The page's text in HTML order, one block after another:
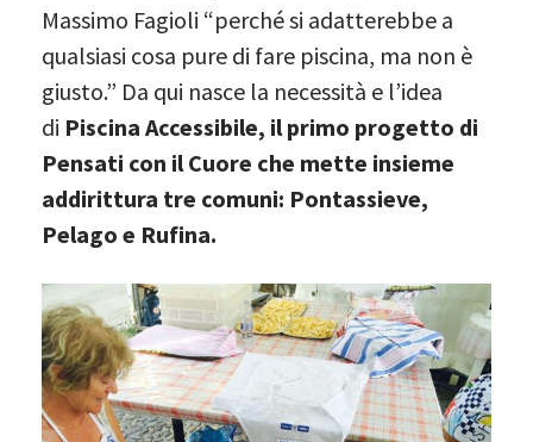
Massimo Fagioli “perché si adatterebbe a
qualsiasi cosa pure di fare piscina, ma non è
giusto.” Da qui nasce la necessità e l’idea
di Piscina Accessibile, il primo progetto di
Pensati con il Cuore che mette insieme
addirittura tre comuni: Pontassieve,
Pelago e Rufina.